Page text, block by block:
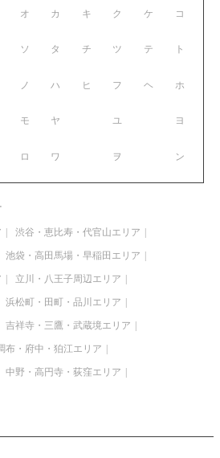
オ
ソ
ノ
モ
ロ
カ キ ク ケ コ
タ チ ツ テ ト
ハ ヒ フ ヘ ホ
ヤ ユ ヨ
ワ ヲ ン
渋谷・恵比寿・代官山エリア
池袋・高田馬場・早稲田エリア
立川・八王子周辺エリア
浜松町・田町・品川エリア
吉祥寺・三鷹・武蔵境エリア
布・府中・狛江エリア
中野・高円寺・荻窪エリア